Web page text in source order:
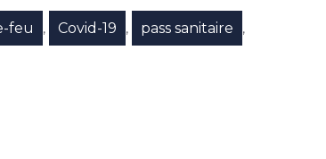
feu , Covid-19 , pass sanitaire ,